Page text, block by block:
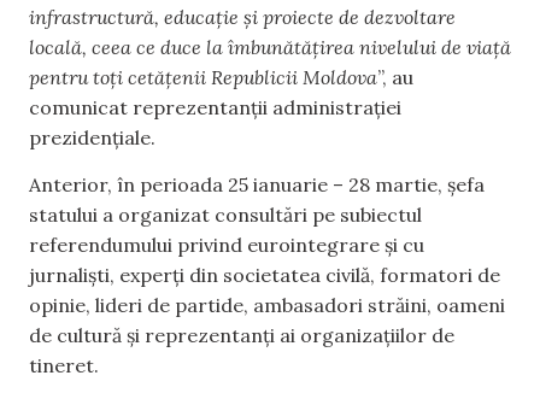
infrastructură, educație și proiecte de dezvoltare
locală, ceea ce duce la îmbunătățirea nivelului de viață
pentru toți cetățenii Republicii Moldova”, au
comunicat reprezentanții administrației
prezidențiale.
Anterior, în perioada 25 ianuarie – 28 martie, șefa
statului a organizat consultări pe subiectul
referendumului privind eurointegrare și cu
jurnaliști, experți din societatea civilă, formatori de
opinie, lideri de partide, ambasadori străini, oameni
de cultură și reprezentanți ai organizațiilor de
tineret.